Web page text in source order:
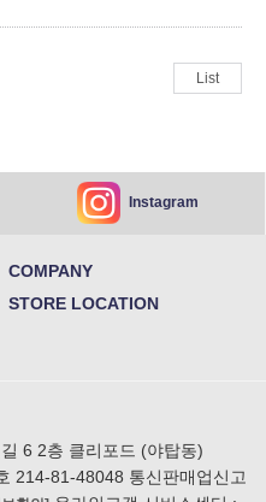
List
Instagram
COMPANY
STORE LOCATION
6 2층 클리포드 (야탑동)
214-81-48048 통신판매업신고